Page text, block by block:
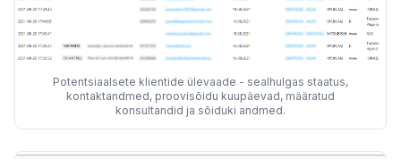
Potentsiaalsete klientide ülevaade - sealhulgas staatus,
kontaktandmed, proovisõidu kuupäevad, määratud
konsultandid ja sõiduki andmed.